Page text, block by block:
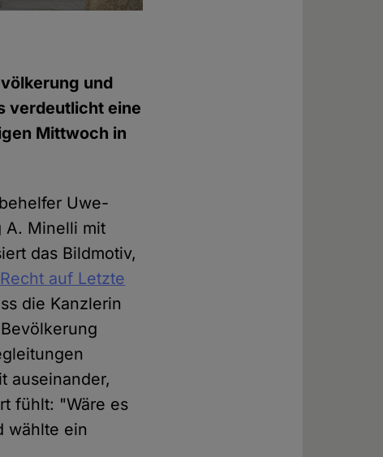
und
verdeutlicht eine
Mittwoch in
Uwe-
A. Minelli mit
das Bildmotiv,
auf Letzte
die Kanzlerin
auseinander,
fühlt: "Wäre es
wählte ein